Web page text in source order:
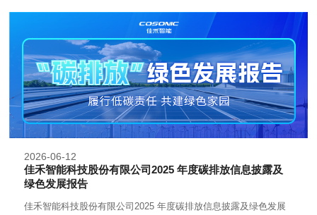
2026-06-12
佳禾智能科技股份有限公司2025 年度碳排放信息披露及
绿色发展报告
佳禾智能科技股份有限公司2025 年度碳排放信息披露及绿色发展